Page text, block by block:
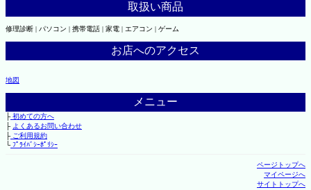
取扱い商品
修理診断 | パソコン | 携帯電話 | 家電 | エアコン | ゲーム
お店へのアクセス
地図
メニュー
├初めての方へ
├ よくあるお問い合わせ
├ご利用規約
└ﾌﾟﾗｲﾊﾞｼｰﾎﾟﾘｼｰ
ページトップへ
マイページへ
サイトトップへ